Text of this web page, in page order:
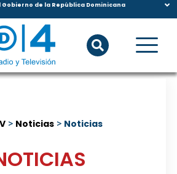
Gobierno de la República Dominicana
> Noticias > Noticias